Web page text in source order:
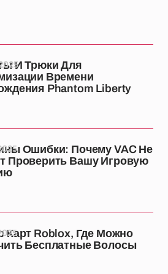
И Трюки Для
Времени
Phantom Liberty
Ошибки: Почему VAC Не
Проверить Вашу Игровую
Карт Roblox, Где Можно
Бесплатные Волосы